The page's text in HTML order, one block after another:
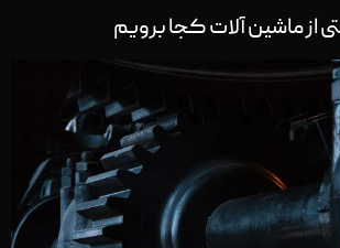
از ماشین آلات کجا برویم